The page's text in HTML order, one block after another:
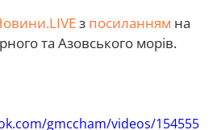
з посиланням на
та Азовського морів.
gmccham/videos/154555